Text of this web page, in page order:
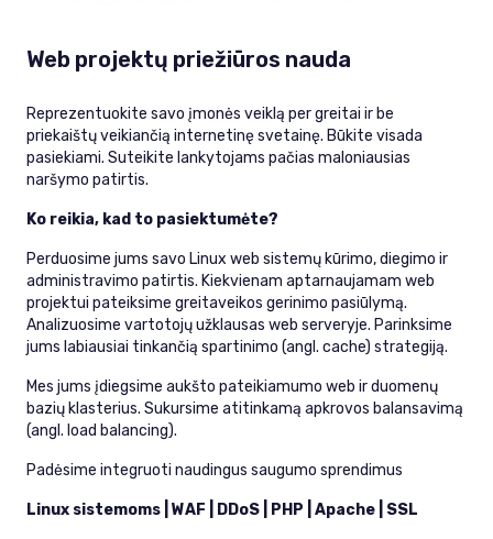
Web projektų priežiūros nauda
Reprezentuokite savo įmonės veiklą per greitai ir be
priekaištų veikiančią internetinę svetainę. Būkite visada
pasiekiami. Suteikite lankytojams pačias maloniausias
naršymo patirtis.
Ko reikia, kad to pasiektumėte?
Perduosime jums savo Linux web sistemų kūrimo, diegimo ir
administravimo patirtis. Kiekvienam aptarnaujamam web
projektui pateiksime greitaveikos gerinimo pasiūlymą.
Analizuosime vartotojų užklausas web serveryje. Parinksime
jums labiausiai tinkančią spartinimo (angl. cache) strategiją.
Mes jums įdiegsime aukšto pateikiamumo web ir duomenų
bazių klasterius. Sukursime atitinkamą apkrovos balansavimą
(angl. load balancing).
Padėsime integruoti naudingus saugumo sprendimus
Linux sistemoms | WAF | DDoS | PHP | Apache | SSL